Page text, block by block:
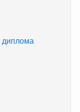
диплома